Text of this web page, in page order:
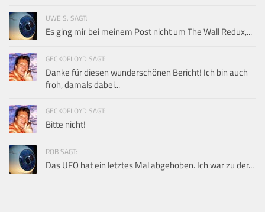
UWE S. SAGT:
Es ging mir bei meinem Post nicht um The Wall Redux,...
GECKOFLOYD SAGT:
Danke für diesen wunderschönen Bericht! Ich bin auch
froh, damals dabei...
GECKOFLOYD SAGT:
Bitte nicht!
ROB SAGT:
Das UFO hat ein letztes Mal abgehoben. Ich war zu der...